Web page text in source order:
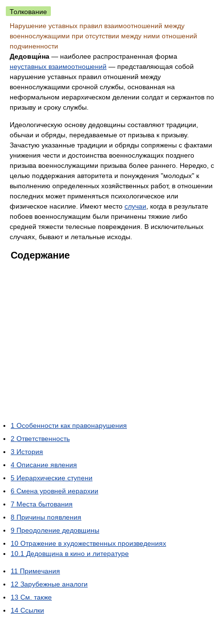
Толкование
Нарушение уставных правил взаимоотношений между
военнослужащими при отсутствии между ними отношений
подчиненности
Дедовщи́на — наиболее распространенная форма
неуставных взаимоотношений — представляющая собой
нарушение уставных правил отношений между
военнослужащими срочной службы, основанная на
неформальном иерархическом делении солдат и сержантов по
призыву и сроку службы.
Идеологическую основу дедовщины составляют традиции,
обычаи и обряды, передаваемые от призыва к призыву.
Зачастую указанные традиции и обряды сопряжены с фактами
унижения чести и достоинства военнослужащих позднего
призыва военнослужащими призыва более раннего. Нередко, с
целью поддержания авторитета и понуждения "молодых" к
выполнению определенных хозяйственных работ, в отношении
последних может применяться психологическое или
физическое насилие. Имеют место случаи , когда в результате
побоев военнослужащим были причинены тяжкие либо
средней тяжести телесные повреждения. В исключительных
случаях, бывают и летальные исходы.
Содержание
1 Особенности как правонарушения
2 Ответственность
3 История
4 Описание явления
5 Иерархические ступени
6 Смена уровней иерархии
7 Места бытования
8 Причины появления
9 Преодоление дедовщины
10 Отражение в художественных произведениях
10.1 Дедовщина в кино и литературе
11 Примечания
12 Зарубежные аналоги
13 См. также
14 Ссылки